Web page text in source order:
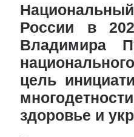
России в
Владимира
цель
здоровье и